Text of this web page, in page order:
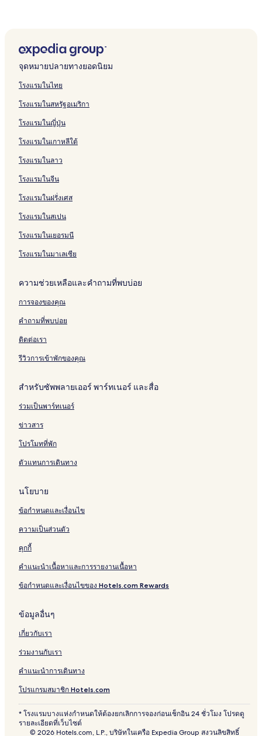
จุดหมายปลายทางยอดนิยม
โรงแรมในไทย
โรงแรมในสหรัฐอเมริกา
โรงแรมในญี่ปุ่น
โรงแรมในเกาหลีใต้
โรงแรมในลาว
โรงแรมในจีน
โรงแรมในฝรั่งเศส
โรงแรมในสเปน
โรงแรมในเยอรมนี
โรงแรมในมาเลเซีย
ความช่วยเหลือและคำถามที่พบบ่อย
การจองของคุณ
คำถามที่พบบ่อย
ติดต่อเรา
รีวิวการเข้าพักของคุณ
สำหรับซัพพลายเออร์ พาร์ทเนอร์ และสื่อ
ร่วมเป็นพาร์ทเนอร์
ข่าวสาร
โปรโมทที่พัก
ตัวแทนการเดินทาง
นโยบาย
ข้อกำหนดและเงื่อนไข
ความเป็นส่วนตัว
คุกกี้
คำแนะนำเนื้อหาและการรายงานเนื้อหา
ข้อกำหนดและเงื่อนไขของ Hotels.com Rewards
ข้อมูลอื่นๆ
เกี่ยวกับเรา
ร่วมงานกับเรา
คำแนะนำการเดินทาง
โปรแกรมสมาชิก Hotels.com
* โรงแรมบางแห่งกำหนดให้ต้องยกเลิกการจองก่อนเช็กอิน 24 ชั่วโมง โปรดดู
รายละเอียดที่เว็บไซต์
© 2026 Hotels.com, L.P., บริษัทในเครือ Expedia Group สงวนลิขสิทธิ์